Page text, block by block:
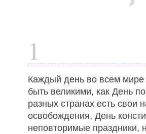
1
Каждый день во всем мире
быть великими, как День
разных странах есть свои
освобождения, День
неповторимые праздники,